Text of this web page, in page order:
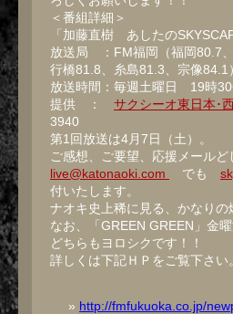
＜番組詳細＞
「加藤直樹 あしたの
放送局 ：FM福岡（福岡80.7
行橋81.8、糸島81.3、宗像84.1）
放送時間：毎週土曜日 19時
提供 ： サクシーオ東日本･
3940
第1回放送は4月7日（土）。
ご感想、ご要望、応援メールど
live@katonaoki.com
でも
付いたします。
ナオキ史上稀に見る、かな
なお、「GREEN GREEN」金
どちらもヨロシクです！！
詳しくは下記ＨＰをご覧下さい。
http://fmfukuoka.co.jp/